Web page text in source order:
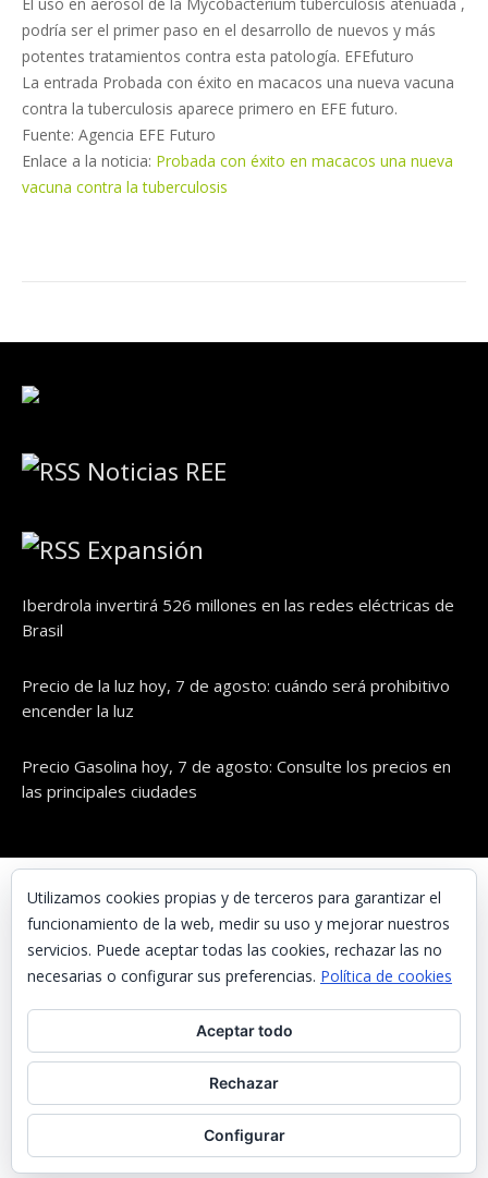
podría ser el primer paso en el desarrollo de nuevos y más
potentes tratamientos contra esta patología. EFEfuturo
La entrada Probada con éxito en macacos una nueva vacuna
contra la tuberculosis aparece primero en EFE futuro.
Fuente: Agencia EFE Futuro
Enlace a la noticia: Probada con éxito en macacos una nueva
vacuna contra la tuberculosis
Noticias REE
Expansión
Iberdrola invertirá 526 millones en las redes eléctricas de
Brasil
Precio de la luz hoy, 7 de agosto: cuándo será prohibitivo
encender la luz
Precio Gasolina hoy, 7 de agosto: Consulte los precios en
las principales ciudades
© UNAENERGÍA, S.L.
Inicio
Contacta con nosotros
Preguntas frecuentes
Aviso Legal
Política de cookies
Noticias
Utilizamos cookies propias y de terceros para garantizar el
funcionamiento de la web, medir su uso y mejorar nuestros
servicios. Puede aceptar todas las cookies, rechazar las no
necesarias o configurar sus preferencias. Política de cookies
Aceptar todo
Rechazar
Configurar